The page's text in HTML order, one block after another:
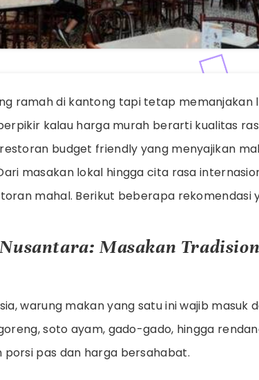
ramah di kantong tapi tetap memanjakan
kalau harga murah berarti kualitas
budget friendly yang menyajikan
masakan lokal hingga cita rasa
mahal. Berikut beberapa rekomendasi
Masakan
warung makan yang satu ini wajib masuk
soto ayam, gado-gado, hingga
porsi pas dan harga bersahabat.